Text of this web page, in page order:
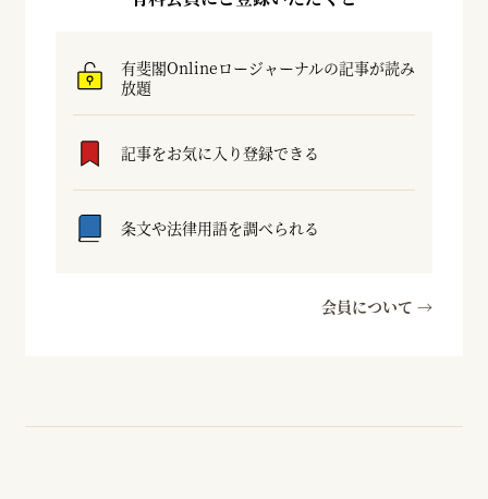
有斐閣Onlineロージャーナルの記事が読み
放題
記事をお気に入り登録できる
条文や法律用語を調べられる
会員について →